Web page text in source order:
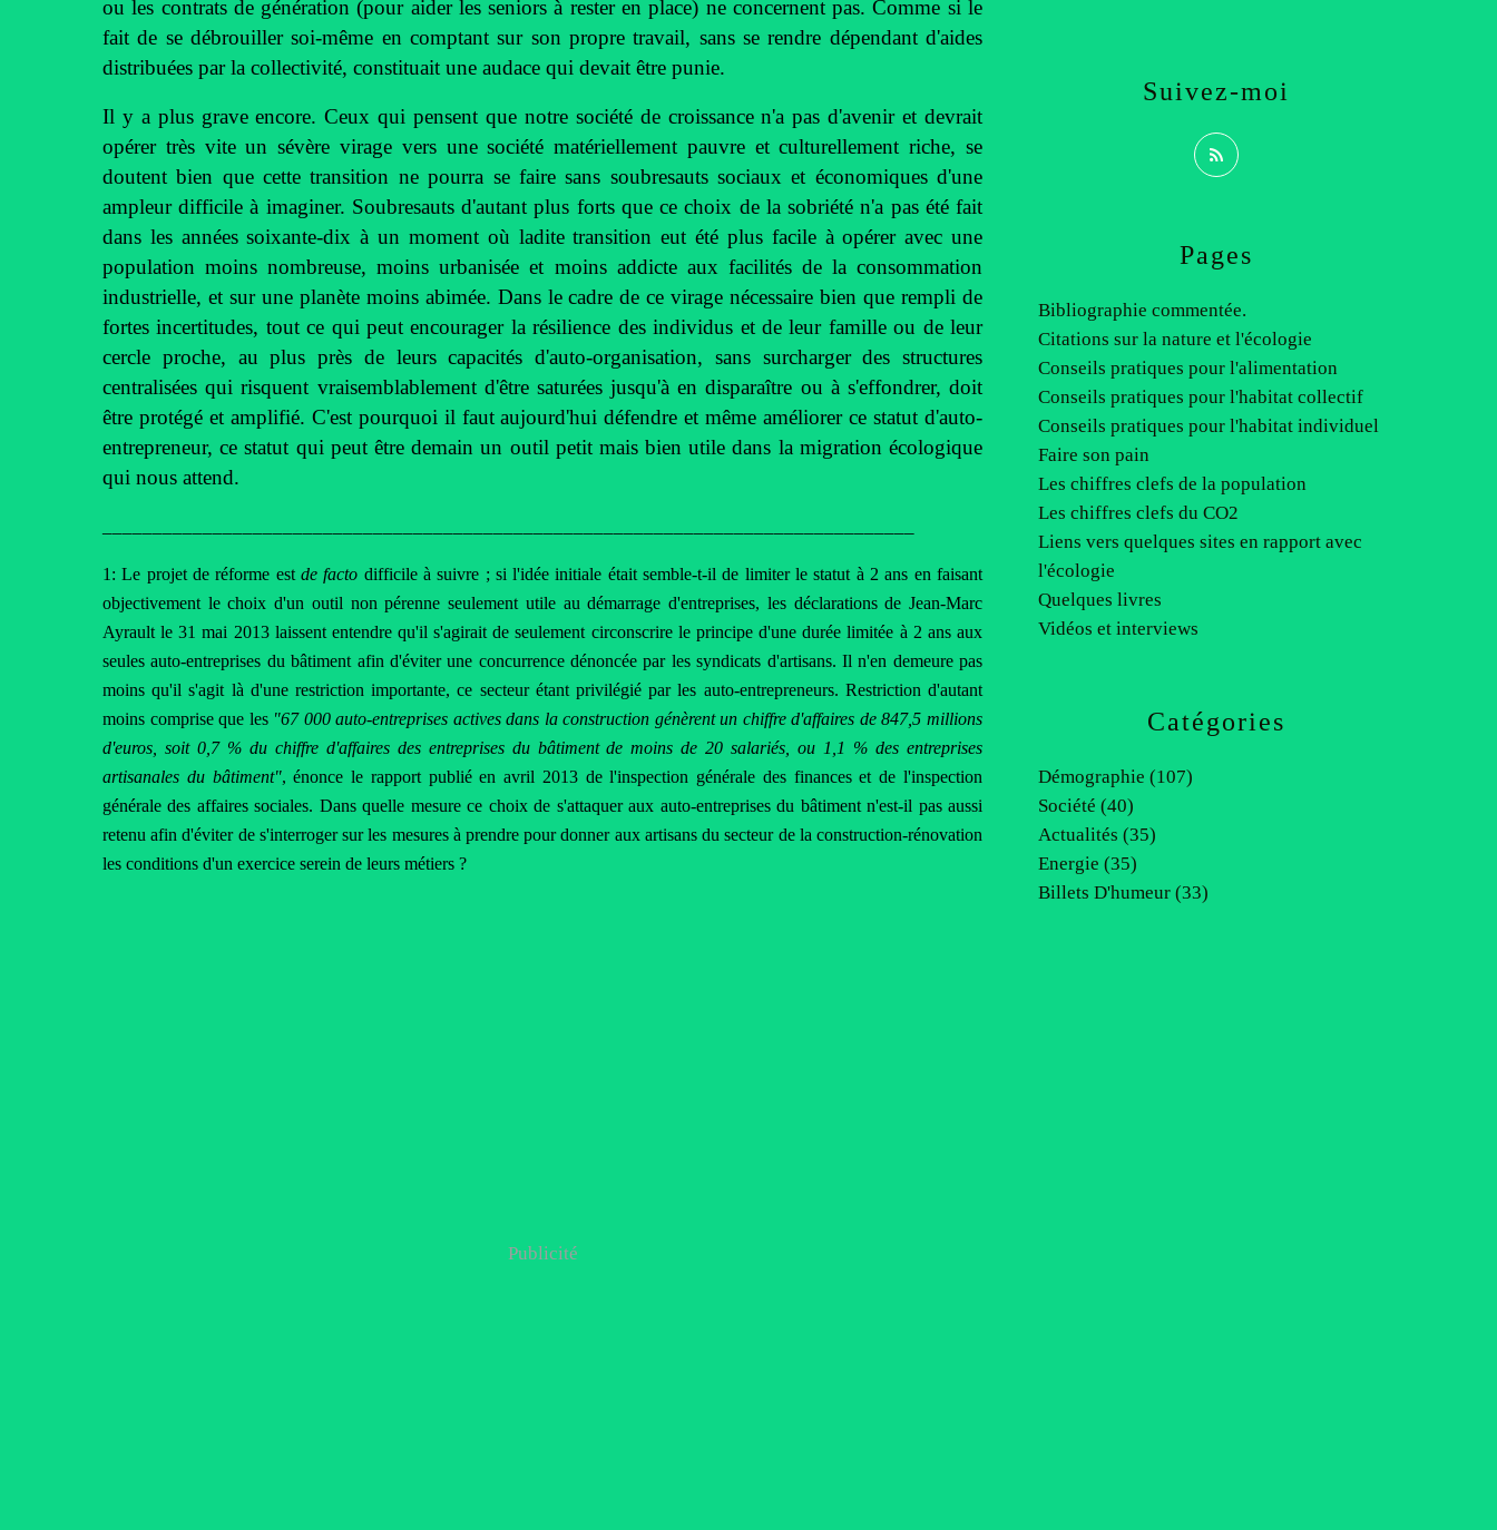
ou les contrats de génération (pour aider les seniors à rester en place) ne concernent pas. Comme si le
fait de se débrouiller soi-même en comptant sur son propre travail, sans se rendre dépendant d'aides
distribuées par la collectivité, constituait une audace qui devait être punie.
Il y a plus grave encore. Ceux qui pensent que notre société de croissance n'a pas d'avenir et devrait
opérer très vite un sévère virage vers une société matériellement pauvre et culturellement riche, se
doutent bien que cette transition ne pourra se faire sans soubresauts sociaux et économiques d'une
ampleur difficile à imaginer. Soubresauts d'autant plus forts que ce choix de la sobriété n'a pas été fait
dans les années soixante-dix à un moment où ladite transition eut été plus facile à opérer avec une
population moins nombreuse, moins urbanisée et moins addicte aux facilités de la consommation
industrielle, et sur une planète moins abimée. Dans le cadre de ce virage nécessaire bien que rempli de
fortes incertitudes, tout ce qui peut encourager la résilience des individus et de leur famille ou de leur
cercle proche, au plus près de leurs capacités d'auto-organisation, sans surcharger des structures
centralisées qui risquent vraisemblablement d'être saturées jusqu'à en disparaître ou à s'effondrer, doit
être protégé et amplifié. C'est pourquoi il faut aujourd'hui défendre et même améliorer ce statut d'auto-
entrepreneur, ce statut qui peut être demain un outil petit mais bien utile dans la migration écologique
qui nous attend.
1: Le projet de réforme est de facto difficile à suivre ; si l'idée initiale était semble-t-il de limiter le statut à 2 ans en faisant
objectivement le choix d'un outil non pérenne seulement utile au démarrage d'entreprises, les déclarations de Jean-Marc
Ayrault le 31 mai 2013 laissent entendre qu'il s'agirait de seulement circonscrire le principe d'une durée limitée à 2 ans aux
seules auto-entreprises du bâtiment afin d'éviter une concurrence dénoncée par les syndicats d'artisans. Il n'en demeure pas
moins qu'il s'agit là d'une restriction importante, ce secteur étant privilégié par les auto-entrepreneurs. Restriction d'autant
moins comprise que les "67 000 auto-entreprises actives dans la construction génèrent un chiffre d'affaires de 847,5 millions
d'euros, soit 0,7 % du chiffre d'affaires des entreprises du bâtiment de moins de 20 salariés, ou 1,1 % des entreprises
artisanales du bâtiment", énonce le rapport publié en avril 2013 de l'inspection générale des finances et de l'inspection
générale des affaires sociales. Dans quelle mesure ce choix de s'attaquer aux auto-entreprises du bâtiment n'est-il pas aussi
retenu afin d'éviter de s'interroger sur les mesures à prendre pour donner aux artisans du secteur de la construction-rénovation
les conditions d'un exercice serein de leurs métiers ?
Publicité
Catégories
Démographie (107)
Société (40)
Actualités (35)
Energie (35)
Billets D'humeur (33)
Pages
Bibliographie commentée.
Citations sur la nature et l'écologie
Conseils pratiques pour l'alimentation
Conseils pratiques pour l'habitat collectif
Conseils pratiques pour l'habitat individuel
Faire son pain
Les chiffres clefs de la population
Les chiffres clefs du CO2
Liens vers quelques sites en rapport avec
l'écologie
Quelques livres
Vidéos et interviews
Suivez-moi